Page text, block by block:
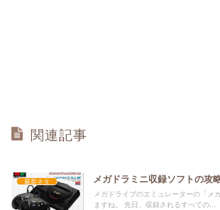
関連記事
最新ネタ メガドラミニ収録ソフトの攻
メガドライブのエミュレーターの「メ
ますね。 先日、収録されるすべての...